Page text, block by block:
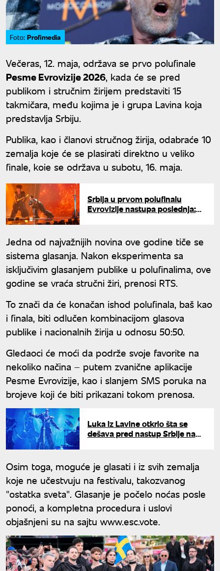
Foto: Profimedia
Večeras, 12. maja, održava se prvo polufinale
Pesme Evrovizije 2026, kada će se pred
publikom i stručnim žirijem predstaviti 15
takmičara, među kojima je i grupa Lavina koja
predstavlja Srbiju.
Publika, kao i članovi stručnog žirija, odabraće 10
zemalja koje će se plasirati direktno u veliko
finale, koie se održava u subotu, 16. maja.
Srbija u prvom polufinalu
Evrovizije nastupa poslednja:
Jedna od najvažnijih novina ove godine tiče se
sistema glasanja. Nakon eksperimenta sa
isključivim glasanjem publike u polufinalima, ove
godine se vraća stručni žiri, prenosi RTS.
To znači da će konačan ishod polufinala, baš kao
i finala, biti odlučen kombinacijom glasova
publike i nacionalnih žirija u odnosu 50:50.
Gledaoci će moći da podrže svoje favorite na
nekoliko načina – putem zvanične aplikacije
Pesme Evrovizije, kao i slanjem SMS poruka na
brojeve koji će biti prikazani tokom prenosa.
Luka iz Lavine otkrio šta se
dešava pred nastup Srbije na
Osim toga, moguće je glasati i iz svih zemalja
koje ne učestvuju na festivalu, takozvanog
"ostatka sveta". Glasanje je počelo noćas posle
ponoći, a kompletna procedura i uslovi
objašnjeni su na sajtu www.esc.vote.